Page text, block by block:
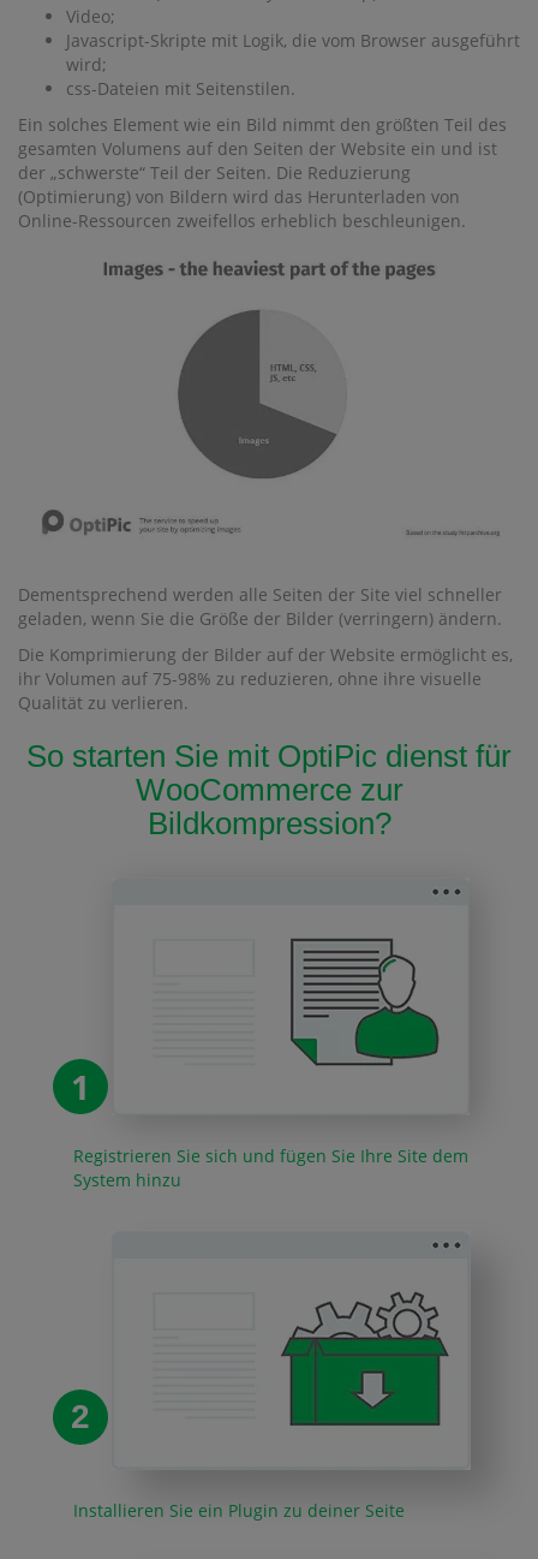
Video;
Javascript-Skripte mit Logik, die vom Browser ausgeführt
wird;
css-Dateien mit Seitenstilen.
Ein solches Element wie ein Bild nimmt den größten Teil des
gesamten Volumens auf den Seiten der Website ein und ist
der „schwerste“ Teil der Seiten. Die Reduzierung
(Optimierung) von Bildern wird das Herunterladen von
Online-Ressourcen zweifellos erheblich beschleunigen.
Dementsprechend werden alle Seiten der Site viel schneller
geladen, wenn Sie die Größe der Bilder (verringern) ändern.
Die Komprimierung der Bilder auf der Website ermöglicht es,
ihr Volumen auf 75-98% zu reduzieren, ohne ihre visuelle
Qualität zu verlieren.
So starten Sie mit OptiPic dienst für
WooCommerce zur
Bildkompression?
1
Registrieren Sie sich und fügen Sie Ihre Site dem
System hinzu
2
Installieren Sie ein Plugin zu deiner Seite